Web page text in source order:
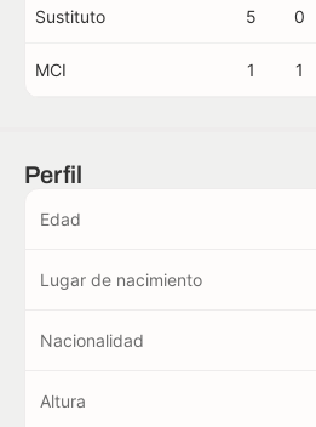
Sustituto 5 0
MCI 1 1
Perfil
Edad
Lugar de nacimiento
Nacionalidad
Altura